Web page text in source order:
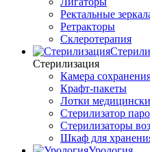
Ректальные
Ретракторы
Склеротерапия
Стерилизация
Камера
Крафт-пакеты
Лотки
Стерилизатор
Стерилизаторы
Шкаф для